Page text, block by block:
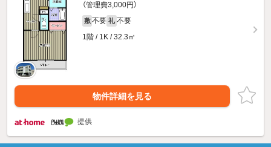
（管理費3,000円）
敷 不要 礼 不要
1階 / 1K / 32.3㎡
物件詳細を見る
提供